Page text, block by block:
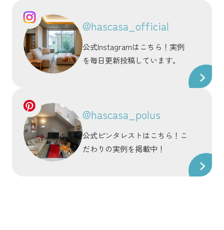
@hascasa_official
公式Instagramはこちら！実例
を毎日更新投稿しています。
@hascasa_polus
公式ピンタレストはこちら！こ
だわりの実例を掲載中！